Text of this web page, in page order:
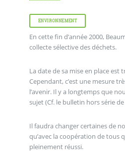
ENVIRONNEMENT
En cette fin d’année 2000,
collecte sélective des déchets.
La date de sa mise en place est
Cependant, c’est une mesure
l’avenir. Il y a longtemps que
sujet (Cf. le bulletin hors série de
Il faudra changer certaines de
qu’avec la coopération de tous
pleinement réussi.